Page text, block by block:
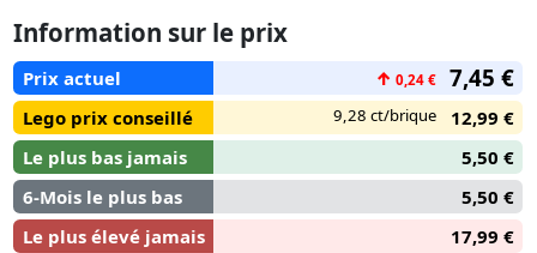
du filet et déposez-les dans le chariot.
Information sur le prix
Prix actuel ↑ 0,24 € 7,45 €
Lego prix conseillé 9,28 ct/brique
12,99 €
Le plus bas jamais
5,50 €
6-Mois le plus bas
5,50 €
Le plus élevé jamais
17,99 €